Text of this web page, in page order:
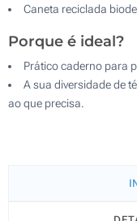
Caneta reciclada
Porque é ideal?
Prático caderno para
A sua diversidade de
ao que precisa.